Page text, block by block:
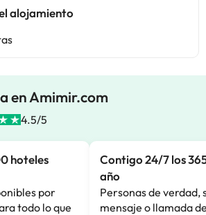
alojamiento
en Amimir.com
4.5/5
hoteles
por
todo lo que
Contigo 24/7 los
año
Personas de verdad,
mensaje o llamada